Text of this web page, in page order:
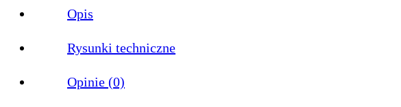
Opis
Rysunki techniczne
Opinie (0)